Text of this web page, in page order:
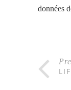
données